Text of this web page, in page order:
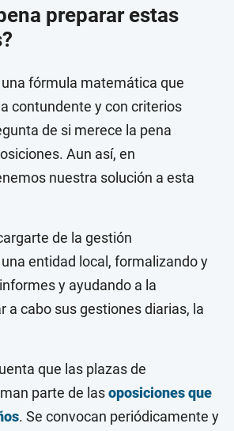
preparar estas
fórmula matemática que
contundente y con criterios
de si merece la pena
Aun así, en
nuestra solución a esta
de la gestión
entidad local, formalizando y
y ayudando a la
a cabo sus gestiones diarias, la
que las plazas de
parte de lasoposiciones que
. Se convocan periódicamente y